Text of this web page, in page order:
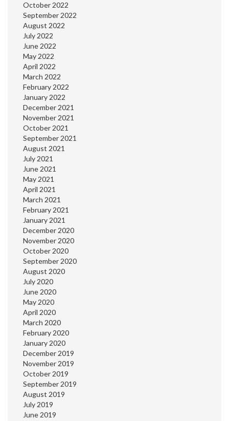
October 2022
September 2022
August 2022
July 2022
June 2022
May 2022
April 2022
March 2022
February 2022
January 2022
December 2021
November 2021
October 2021
September 2021
August 2021
July 2021
June 2021
May 2021
April 2021
March 2021
February 2021
January 2021
December 2020
November 2020
October 2020
September 2020
August 2020
July 2020
June 2020
May 2020
April 2020
March 2020
February 2020
January 2020
December 2019
November 2019
October 2019
September 2019
August 2019
July 2019
June 2019